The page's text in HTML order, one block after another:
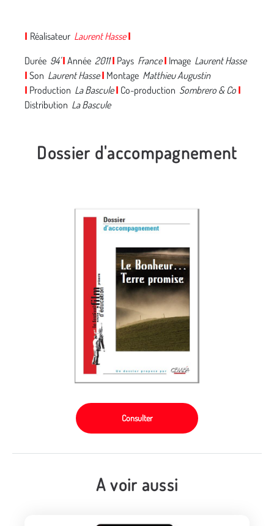
I Réalisateur Laurent Hasse I
Durée 94' I Année 2011 I Pays France I Image Laurent Hasse
I Son Laurent Hasse I Montage Matthieu Augustin
I Production La Bascule I Co-production Sombrero & Co I
Distribution La Bascule
Dossier d'accompagnement
Consulter
A voir aussi